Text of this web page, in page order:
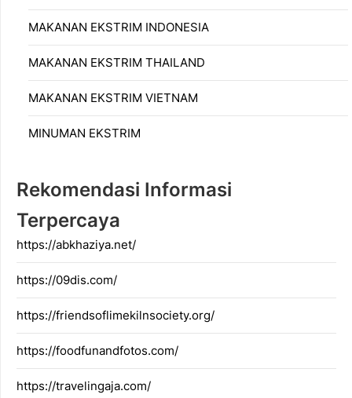
MAKANAN EKSTRIM INDONESIA
MAKANAN EKSTRIM THAILAND
MAKANAN EKSTRIM VIETNAM
MINUMAN EKSTRIM
Rekomendasi Informasi
Terpercaya
https://abkhaziya.net/
https://09dis.com/
https://friendsoflimekilnsociety.org/
https://foodfunandfotos.com/
https://travelingaja.com/